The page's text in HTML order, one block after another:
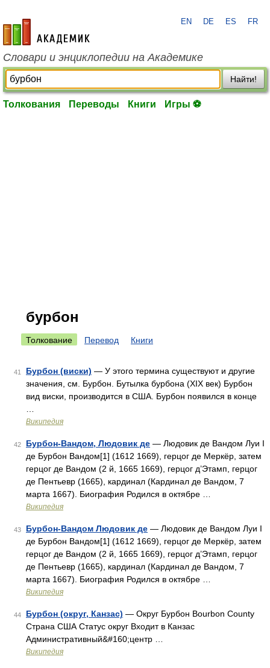
academic.ru
EN DE ES FR
Словари и энциклопедии на Академике
Найти!
Толкования Переводы Книги Игры ⚽
бурбон
Толкование Перевод Книги
41 Бурбон (виски) — У этого термина существуют и другие
значения, см. Бурбон. Бутылка бурбона (XIX век) Бурбон
вид виски, производится в США. Бурбон появился в конце
Википедия
42 Бурбон-Вандом, Людовик де — Людовик де Вандом Луи I
де Бурбон Вандом[1] (1612 1669), герцог де Меркёр, затем
герцог де Вандом (2 й, 1665 1669), герцог д’Этамп, герцог
де Пентьевр (1665), кардинал (Кардинал де Вандом, 7
марта 1667). Биография Родился в октябре …
Википедия
43 Бурбон-Вандом Людовик де — Людовик де Вандом Луи I
де Бурбон Вандом[1] (1612 1669), герцог де Меркёр, затем
герцог де Вандом (2 й, 1665 1669), герцог д’Этамп, герцог
де Пентьевр (1665), кардинал (Кардинал де Вандом, 7
марта 1667). Биография Родился в октябре …
Википедия
44 Бурбон (округ, Канзас) — Округ Бурбон Bourbon County
Страна США Статус округ Входит в Канзас
Административный&#160;центр …
Википедия